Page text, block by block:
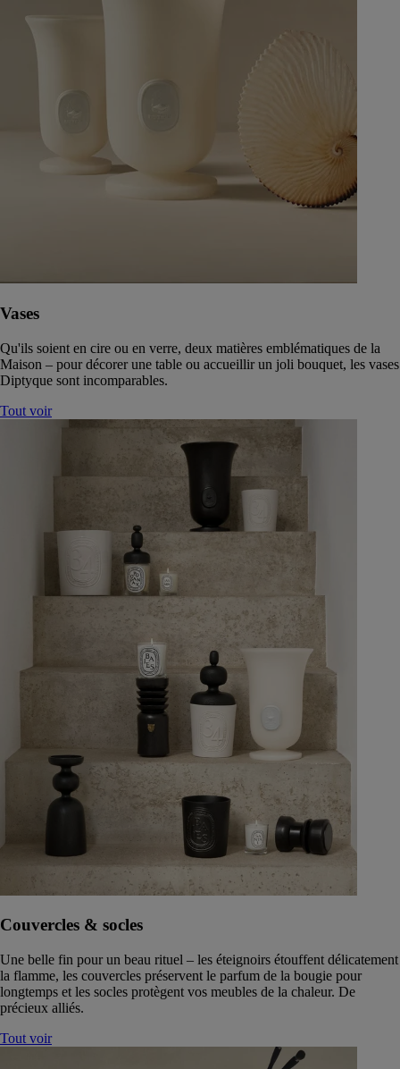
Vases
Qu'ils soient en cire ou en verre, deux matières emblématiques de la
Maison – pour décorer une table ou accueillir un joli bouquet, les vases
Diptyque sont incomparables.
Tout voir
Couvercles & socles
Une belle fin pour un beau rituel – les éteignoirs étouffent délicatement
la flamme, les couvercles préservent le parfum de la bougie pour
longtemps et les socles protègent vos meubles de la chaleur. De
précieux alliés.
Tout voir